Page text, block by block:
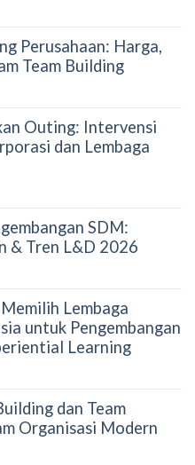
Perusahaan: Harga,
Team Building
Outing: Intervensi
dan Lembaga
SDM:
& Tren L&D 2026
Lembaga
untuk Pengembangan
Learning
dan Team
Organisasi Modern